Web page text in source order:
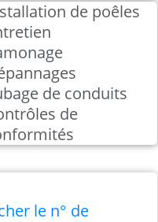
de poêles
de conduits
de
le n° de